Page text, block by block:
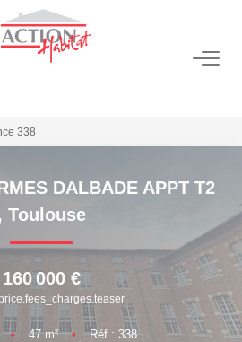
Ventes
Biens Vendus
Estimation
338
DALBADE APPT T2
Toulouse
160 000 €
• 47m² • Réf : 338